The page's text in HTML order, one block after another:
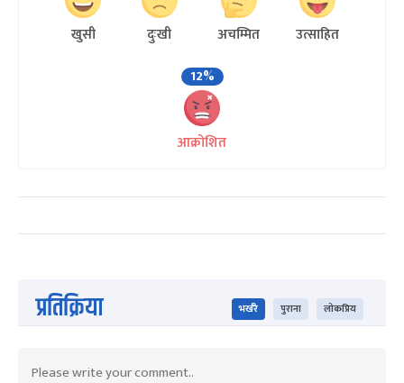
खुसी दुःखी अचम्मित
उत्साहित
12%
आक्रोशित
प्रतिक्रिया भर्खरै पुराना लोकप्रिय